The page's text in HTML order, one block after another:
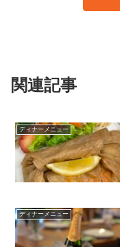
関連記事
ディナーメニュー
ディナーメニュー